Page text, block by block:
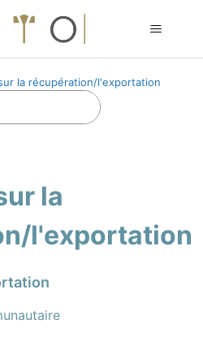
la récupération/l'exportation
la
l'exportation